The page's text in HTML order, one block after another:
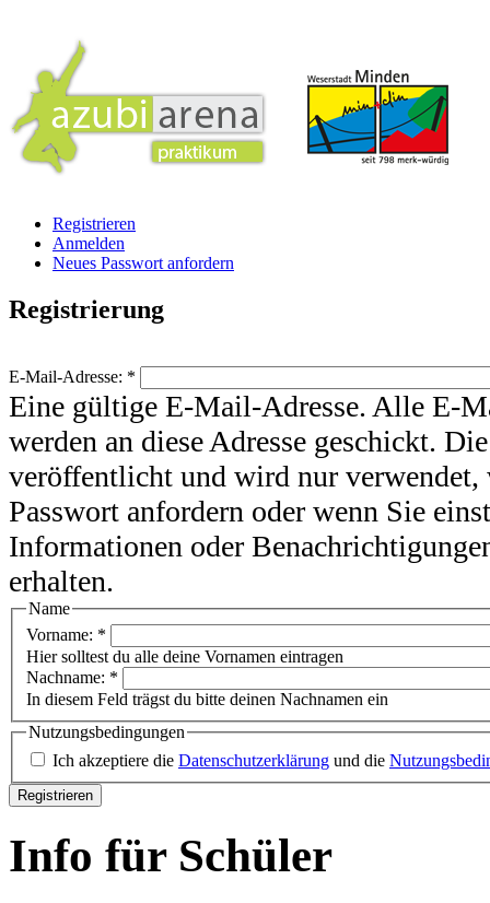
Registrieren
Anmelden
Neues Passwort anfordern
Registrierung
E-Mail-Adresse: *
Eine gültige E-Mail-Adresse. Alle E-
werden an diese Adresse geschickt.
veröffentlicht und wird nur verwendet,
Passwort anfordern oder wenn Sie
Informationen oder
erhalten.
Name
Vorname: *
Hier solltest du alle deine Vornamen eintragen
Nachname: *
In diesem Feld trägst du bitte deinen Nachnamen ein
Nutzungsbedingungen
Ich akzeptiere die Datenschutzerklärung und die
Info für Schüler